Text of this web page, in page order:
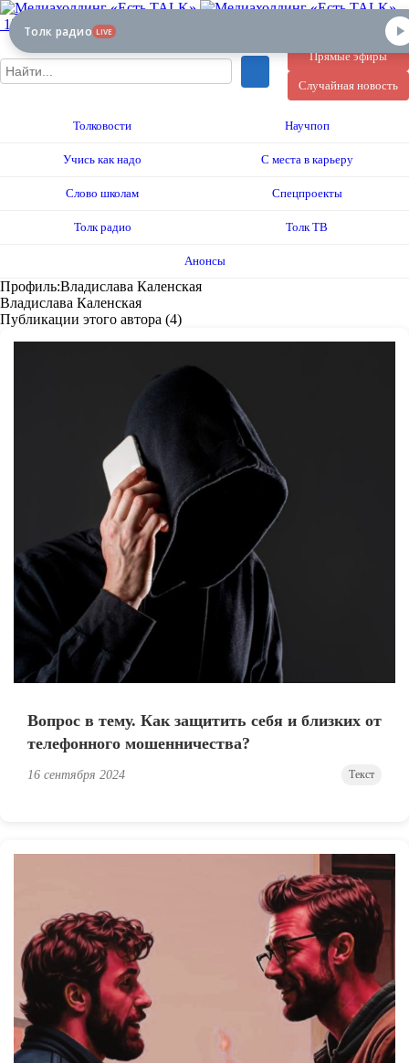
12+
Прямые эфиры
Случайная новость
Толковости Научпоп
Учись как надо С места в карьеру
Слово школам Спецпроекты
Толк радио Толк ТВ
Анонсы
Профиль:Владислава Каленская
Владислава Каленская
Публикации этого автора (4)
Вопрос в тему. Как защитить себя и близких от
телефонного мошенничества?
16 сентября 2024 Текст
Толк радио LIVE